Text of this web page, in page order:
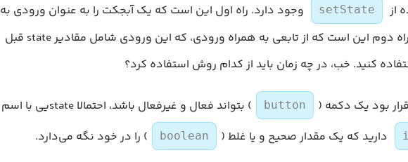
setState
وجود دارد. راه اول این است که یک آبجکت را به عنوان ورودی به
این متد بدهید. راه دوم این است که از تابعی به همراه ورودی، که این ورودی شامل مقادیر state قبل
کنید. خب، در چه زمان باید از کدام روش استفاده کرد؟
بود یک دکمه ( button ) بتواند فعال و غیرفعال باشد، احتمالا stateیی با اسم
دارید که یک مقدار صحیح و یا غلط ( boolean ) را در خود نگه می‌دارد.